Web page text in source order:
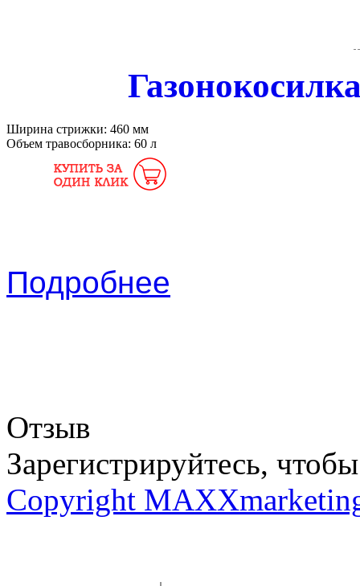
Ширина стрижки: 460 мм
Объем травосборника: 60 л
Подробнее
Отзыв
Зарегистрируйтесь,
Copyright